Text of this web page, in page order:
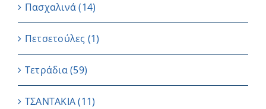
Πασχαλινά (14)
Πετσετούλες (1)
Τετράδια(59)
ΤΣΑΝΤΑΚΙΑ (11)